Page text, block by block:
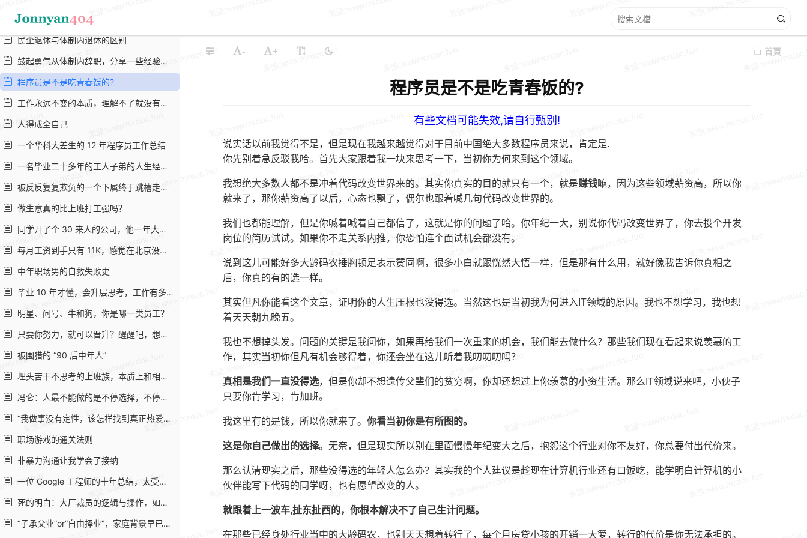
什么时候是换工作的最佳时机？
民企退休与体制内退休的区别
鼓起勇气从体制内辞职，分享一些经验教训感悟
程序员是不是吃青春饭的?
工作永远不变的本质，理解不了就没有好工作
人得成全自己
一个华科大差生的 12 年程序员工作总结
一名毕业二十多年的工人子弟的人生经历（兼谈机关生涯）
被反反复复欺负的一个下属终于跳槽走了，这时候，这个领导会是什么感觉呢？
做生意真的比上班打工强吗？
同学开了个 30 来人的公司，他一年大概赚多少？
每月工资到手只有 11K，感觉在北京没法活了
中年职场男的自救失败史
毕业 10 年才懂，会升层思考，工作有多轻松？
明星、问号、牛和狗，你是哪一类员工？
只要你努力，就可以晋升？醒醒吧，想多了
被围猎的 “90 后中年人”
埋头苦干不思考的上班族，本质上和相亲跑场不走心的单身汉一样
冯仑：人最不能做的是不停选择，不停后悔，来回拉抽屉
“我做事没有定性，该怎样找到真正热爱的事情？”
职场游戏的通关法则
非暴力沟通让我学会了接纳
一位 Google 工程师的十年总结，太受用了！
死的明白：大厂裁员的逻辑与操作，如何决定了裁掉谁
“子承父业”or“自由择业”，家庭背景早已帮你做好了选择 - 虎嗅网
- + 首頁
程序员是不是吃青春饭的?
有些文档可能失效,请自行甄别!
说实话以前我觉得不是，但是现在我越来越觉得对于目前中国绝大多数程序员来说，肯定是.
你先别着急反驳我哈。首先大家跟着我一块来思考一下，当初你为何来到这个领域。
我想绝大多数人都不是冲着代码改变世界来的。其实你真实的目的就只有一个，就是赚钱嘛，因为这些领域薪资高，所以你
就来了，那你薪资高了以后，心态也飘了，偶尔也跟着喊几句代码改变世界的。
我们也都能理解，但是你喊着喊着自己都信了，这就是你的问题了哈。你年纪一大，别说你代码改变世界了，你去投个开发
岗位的简历试试。如果你不走关系内推，你恐怕连个面试机会都没有。
说到这儿可能好多大龄码农捶胸顿足表示赞同啊，很多小白就跟恍然大悟一样，但是那有什么用，就好像我告诉你真相之
后，你真的有的选一样。
其实但凡你能看这个文章，证明你的人生压根也没得选。当然这也是当初我为何进入IT领域的原因。我也不想学习，我也想
着天天朝九晚五。
我也不想掉头发。问题的关键是我问你，如果再给我们一次重来的机会，我们能去做什么？那些我们现在看起来说羡慕的工
作，其实当初你但凡有机会够得着，你还会坐在这儿听着我叨叨叨吗？
真相是我们一直没得选，但是你却不想遗传父辈们的贫穷啊，你却还想过上你羡慕的小资生活。那么IT领域说来吧，小伙子
只要你肯学习，肯加班。
我这里有的是钱，所以你就来了。 你看当初你是有所图的。
这是你自己做出的选择。无奈，但是现实所以别在里面慢慢年纪变大之后，抱怨这个行业对你不友好，你总要付出代价来。
那么认清现实之后，那些没得选的年轻人怎么办？其实我的个人建议是趁现在计算机行业还有口饭吃，能学明白计算机的小
伙伴能写下代码的同学呀，也有愿望改变的人。
就跟着上一波车,扯东扯西的，你根本解决不了自己生计问题。
在那些已经身处行业当中的大龄码农，也别天天想着转行了，每个月房贷小孩的开销一大箩，转行的代价是你无法承担的。